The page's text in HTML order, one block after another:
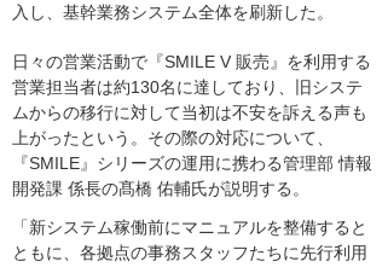
入し、基幹業務システム全体を刷新した。
日々の営業活動で『SMILE V 販売』を利用する
営業担当者は約130名に達しており、旧システ
ムからの移行に対して当初は不安を訴える声も
上がったという。その際の対応について、
『SMILE』シリーズの運用に携わる管理部 情報
開発課 係長の髙橋 佑輔氏が説明する。
「新システム稼働前にマニュアルを整備すると
ともに、各拠点の事務スタッフたちに先行利用